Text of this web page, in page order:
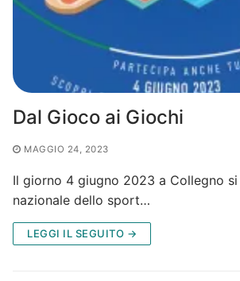
Dal Gioco ai Giochi
MAGGIO 24, 2023
Il giorno 4 giugno 2023 a Collegno
nazionale dello sport…
LEGGI IL SEGUITO →